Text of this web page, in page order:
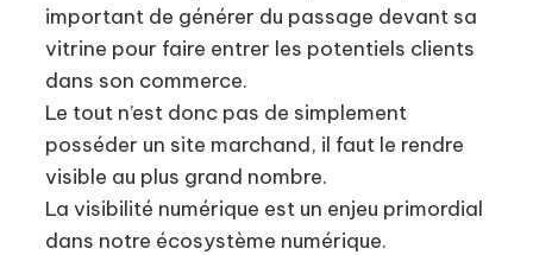
important de générer du passage devant sa
vitrine pour faire entrer les potentiels clients
dans son commerce.
Le tout n’est donc pas de simplement
posséder un site marchand, il faut le rendre
visible au plus grand nombre.
La visibilité numérique est un enjeu primordial
dans notre écosystème numérique.